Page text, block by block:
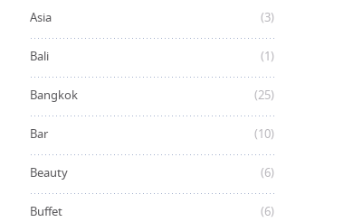
Asia (3)
Bali (1)
Bangkok (25)
Bar (10)
Beauty (6)
Buffet (6)